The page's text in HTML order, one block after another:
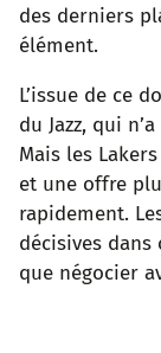
des derniers
élément.
L’issue de ce
du Jazz, qui
Mais les
et une offre
rapidement.
décisives
que négocier